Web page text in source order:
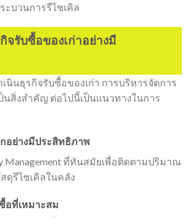
บวนการรีไซเคิล
จรับซื้อของเก่าอย่างมี
นินธุรกิจรับซื้อของเก่า การบริหารจัดการ
สิ่งสำคัญ ต่อไปนี้เป็นแนวทางในการ
อย่างมีประสิทธิภาพ
Management ที่ทันสมัยเพื่อติดตามปริมาณ
ดุรีไซเคิลในคลัง
อที่เหมาะสม